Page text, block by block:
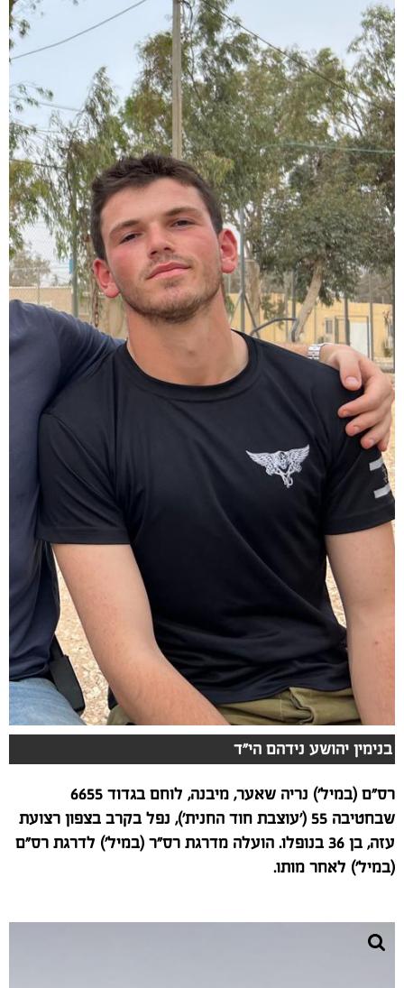
בנימין יהושע נידהם הי"ד
רס"ם (במיל') נריה שאער, מיבנה, לוחם בגדוד 6655
שבחטיבה 55 ('עוצבת חוד החנית'), נפל בקרב בצפון רצועת
עזה, בן 36 בנופלו. הועלה מדרגת רס"ר (במיל') לדרגת רס"ם
(במיל') לאחר מותו.